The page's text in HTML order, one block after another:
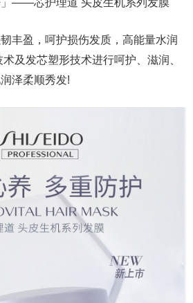
——芯护理道 头皮生机系列发膜
盈，呵护损伤发质，高能量水润
及发芯塑形技术进行呵护、滋润、
泽柔顺秀发!